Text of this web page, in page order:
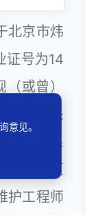
北京市炜
证号为14
或曾）
市政府采
区政府系
员、网页
护工程师
意见。